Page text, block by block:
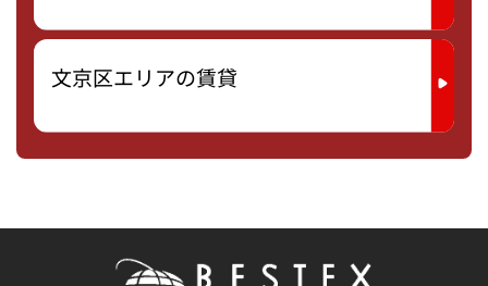
文京区エリアの賃貸